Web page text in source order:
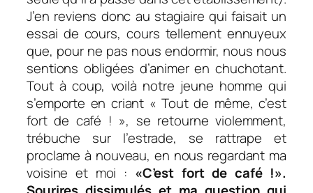
J’en reviens donc au stagiaire qui faisait un
essai de cours, cours tellement ennuyeux
que, pour ne pas nous endormir, nous nous
sentions obligées d’animer en chuchotant.
Tout à coup, voilà notre jeune homme qui
s’emporte en criant « Tout de même, c’est
fort de café ! », se retourne violemment,
trébuche sur l’estrade, se rattrape et
proclame à nouveau, en nous regardant ma
voisine et moi : «C’est fort de café !».